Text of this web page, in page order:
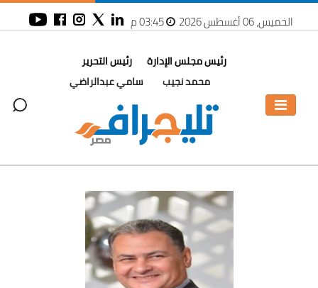
الخميس، 06 أغسطس 2026 03:45 م
رئيس مجلس الإدارة
محمد نجيب
رئيس التحرير
سامي عبدالراضي